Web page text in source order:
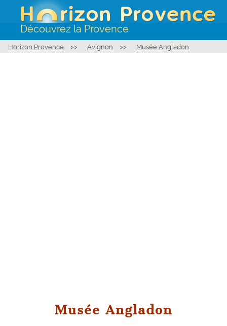
Découvrez la Provence
Horizon Provence >> Avignon >> Musée Angladon
Musée Angladon